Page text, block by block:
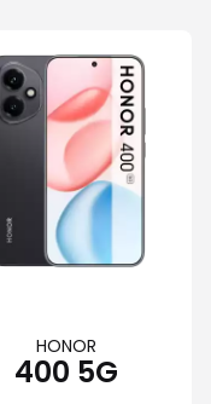
HONOR
400 5G